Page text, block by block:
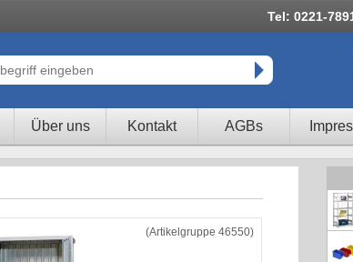
Tel: 0221-
Über uns Kontakt AGBs
(Artikelgruppe 46550)